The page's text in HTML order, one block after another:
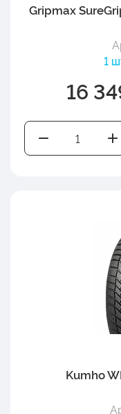
Gripmax
1
16
Kumho